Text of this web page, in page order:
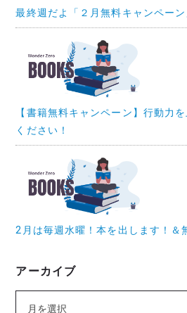
最終週だよ「２月無料キャンペーン
【書籍無料キャンペーン】行動力
ください！
2月は毎週水曜！本を出します！＆
アーカイブ